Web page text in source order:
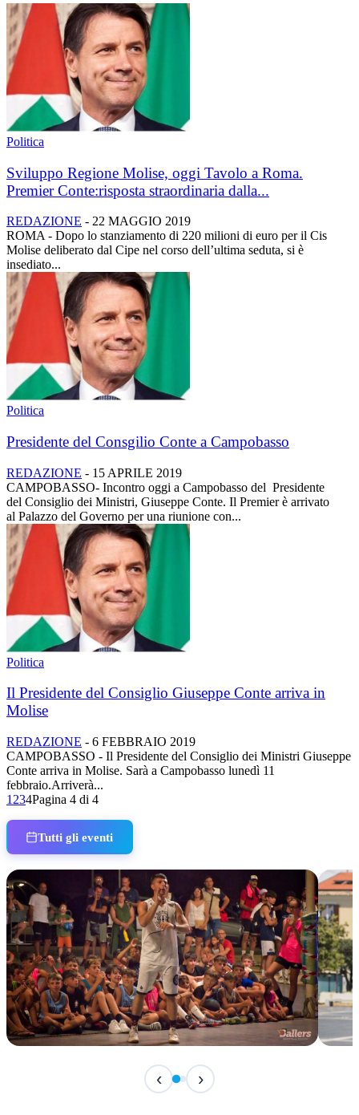
Politica
Sviluppo Regione Molise, oggi Tavolo a Roma.
Premier Conte:risposta straordinaria dalla...
REDAZIONE - 22 MAGGIO 2019
ROMA - Dopo lo stanziamento di 220 milioni di euro per il Cis
Molise deliberato dal Cipe nel corso dell’ultima seduta, si è
insediato...
Politica
Presidente del Consgilio Conte a Campobasso
REDAZIONE - 15 APRILE 2019
CAMPOBASSO- Incontro oggi a Campobasso del Presidente
del Consiglio dei Ministri, Giuseppe Conte. Il Premier è arrivato
al Palazzo del Governo per una riunione con...
Politica
Il Presidente del Consiglio Giuseppe Conte arriva in
Molise
REDAZIONE - 6 FEBBRAIO 2019
CAMPOBASSO - Il Presidente del Consiglio dei Ministri Giuseppe
Conte arriva in Molise. Sarà a Campobasso lunedì 11
febbraio.Arriverà...
1 234Pagina 4 di 4
Tutti gli eventi
Classic Contest 3vs3 Memorial Michele
‹ ›